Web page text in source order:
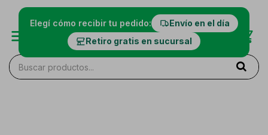
Elegí cómo recibir tu pedido:
Envío en el día
Retiro gratis en sucursal